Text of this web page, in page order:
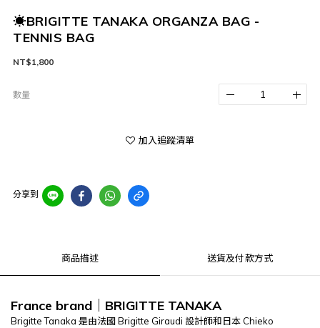
☀BRIGITTE TANAKA ORGANZA BAG -
TENNIS BAG
NT$1,800
數量
加入追蹤清單
分享到
商品描述 送貨及付款方式
France brand BRIGITTE TANAKA
Brigitte Tanaka 是由法國Brigitte Giraudi 設計師和日本 Chieko